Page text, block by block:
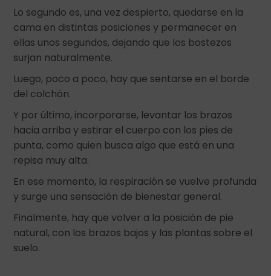
Lo segundo es, una vez despierto, quedarse en la
cama en distintas posiciones y permanecer en
ellas unos segundos, dejando que los bostezos
surjan naturalmente.
Luego, poco a poco, hay que sentarse en el borde
del colchón.
Y por último, incorporarse, levantar los brazos
hacia arriba y estirar el cuerpo con los pies de
punta, como quien busca algo que está en una
repisa muy alta.
En ese momento, la respiración se vuelve profunda
y surge una sensación de bienestar general.
Finalmente, hay que volver a la posición de pie
natural, con los brazos bajos y las plantas sobre el
suelo.